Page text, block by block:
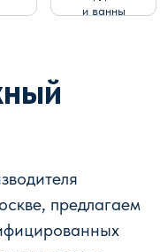
и ванны
предлагаем